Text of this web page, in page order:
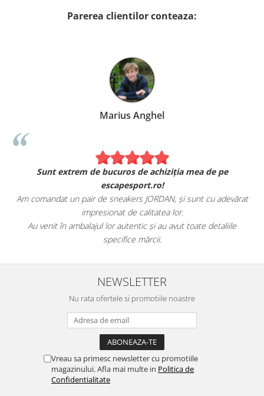
Parerea clientilor conteaza:
Marius Anghel
Sunt extrem de bucuros de achiziția mea de pe
escapesport.ro!
Am comandat un pair de sneakers JORDAN, și sunt cu adevărat
impresionat de calitatea lor.
Au venit în ambalajul lor autentic și au avut toate detaliile
specifice mărcii.
NEWSLETTER
Nu rata ofertele si promotiile noastre
Vreau sa primesc newsletter cu promotiile
magazinului. Afla mai multe in Politica de
Confidentialitate